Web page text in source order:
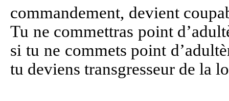
commandement, devient
Tu ne commettras point
si tu ne commets point
tu deviens transgresseur de la